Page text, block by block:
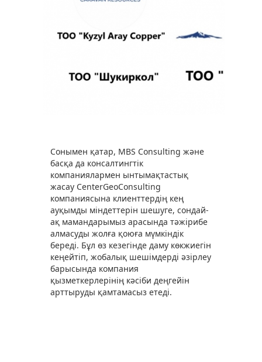
Сонымен қатар, MBS Consulting және
басқа да консалтингтік
компаниялармен ынтымақтастық
жасау CenterGeoConsulting
компаниясына клиенттердің кең
ауқымды міндеттерін шешуге, сондай-
ақ мамандарымыз арасында тәжірибе
алмасуды жолға қоюға мүмкіндік
береді. Бұл өз кезегінде даму көкжиегін
кеңейтіп, жобалық шешімдерді әзірлеу
барысында компания
қызметкерлерінің кәсіби деңгейін
арттыруды қамтамасыз етеді.